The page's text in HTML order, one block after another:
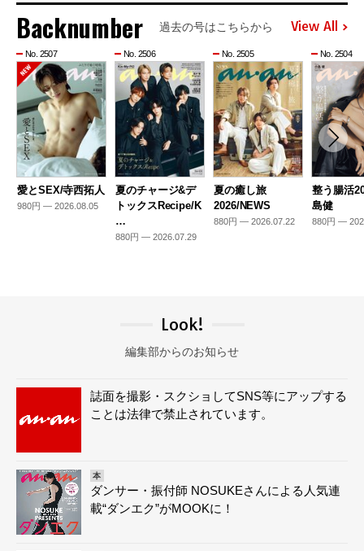
Backnumber 過去の号はこちらから View All
No. 2507
愛とSEX/寺西拓人
980円 — 2026.08.05
No. 2506
夏のチャージ&デ
トックスRecipe/K
…
880円 — 2026.07.29
No. 2505
夏の癒し旅
2026/NEWS
880円 — 2026.07.22
No. 2504
整う腸活
島健
880円 —
Look!
編集部からのお知らせ
誌面を撮影・スクショしてSNS等にアップする
ことは法律で禁止されています。
本
ダンサー・振付師 NOSUKEさんによる人気連
載“ダンエク”がMOOKに！